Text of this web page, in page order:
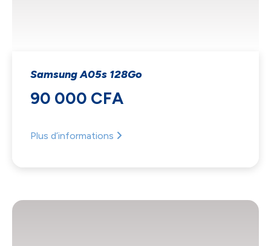
Samsung A05s 128Go
90 000 CFA
Plus d’informations